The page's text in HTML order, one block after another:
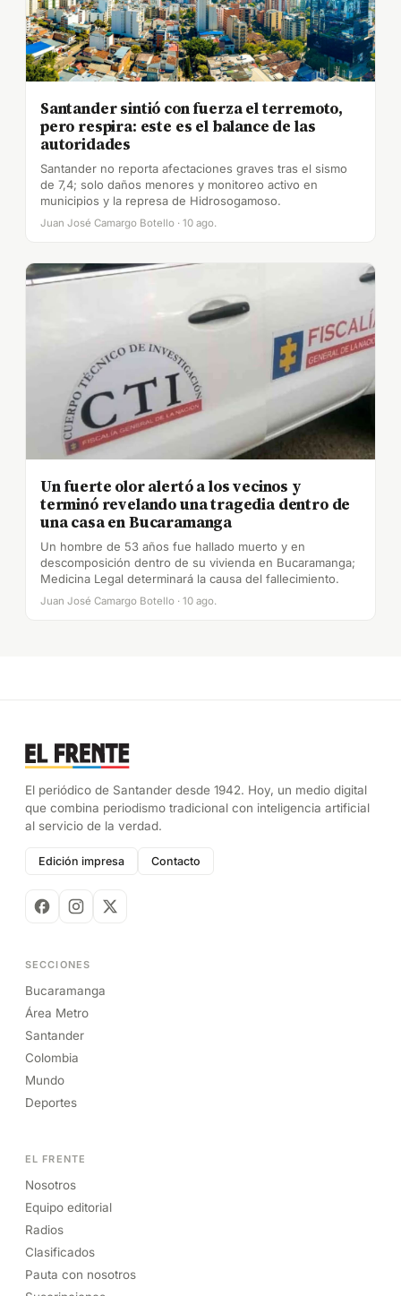
Santander sintió con fuerza el terremoto,
pero respira: este es el balance de las
autoridades
Santander no reporta afectaciones graves tras el sismo
de 7,4; solo daños menores y monitoreo activo en
municipios y la represa de Hidrosogamoso.
Juan José Camargo Botello · 10 ago.
Un fuerte olor alertó a los vecinos y
terminó revelando una tragedia dentro de
una casa en Bucaramanga
Un hombre de 53 años fue hallado muerto y en
descomposición dentro de su vivienda en Bucaramanga;
Medicina Legal determinará la causa del fallecimiento.
Juan José Camargo Botello · 10 ago.
El periódico de Santander desde 1942. Hoy, un medio digital
que combina periodismo tradicional con inteligencia artificial
al servicio de la verdad.
Edición impresa Contacto
SECCIONES
Bucaramanga
Área Metro
Santander
Colombia
Mundo
Deportes
EL FRENTE
Nosotros
Equipo editorial
Radios
Clasificados
Pauta con nosotros